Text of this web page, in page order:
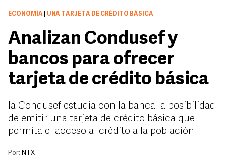
ECONOMÍA UNA TARJETA DE CRÉDITO BÁSICA
Analizan Condusef y
bancos para ofrecer
tarjeta de crédito básica
la Condusef estudia con la banca la posibilidad
de emitir una tarjeta de crédito básica que
permita el acceso al crédito a la población
Por: NTX